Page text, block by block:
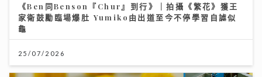
《Ben同Benson『Chur』到行》｜拍攝《繁花》獲王
家衛鼓勵臨場爆肚 Yumiko由出道至今不停學習自謔似
龜
25/07/2026